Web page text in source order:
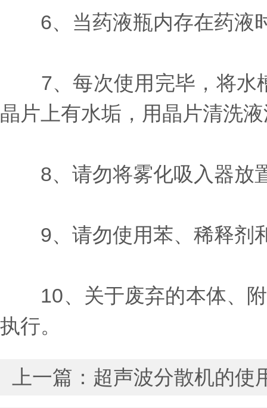
6、当药液瓶内存在药液
7、每次使用完毕，将水
晶片上有水垢，用晶片清洗
8、请勿将雾化吸入器放
9、请勿使用苯、稀释剂
10、关于废弃的本体、附
执行。
上一篇： 超声波分散机的使